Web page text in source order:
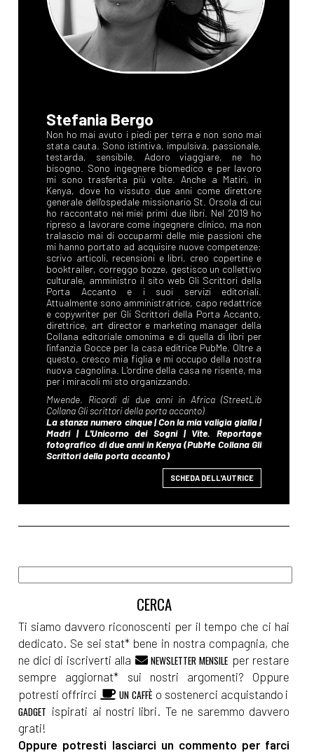
Stefania Bergo
SCHEDA DELL'AUTRICE
Ti siamo davvero riconoscenti per il tempo che ci hai
dedicato. Se sei stat* bene in nostra compagnia, che
ne dici di iscriverti alla
NEWSLETTER MENSILE per restare
sempre aggiornat* sui nostri argomenti? Oppure
potresti offrirci
UN CAFFÈ o sostenerci acquistando i
GADGET ispirati ai nostri libri. Te ne saremmo davvero
grati!
Oppure potresti lasciarci un commento per farci